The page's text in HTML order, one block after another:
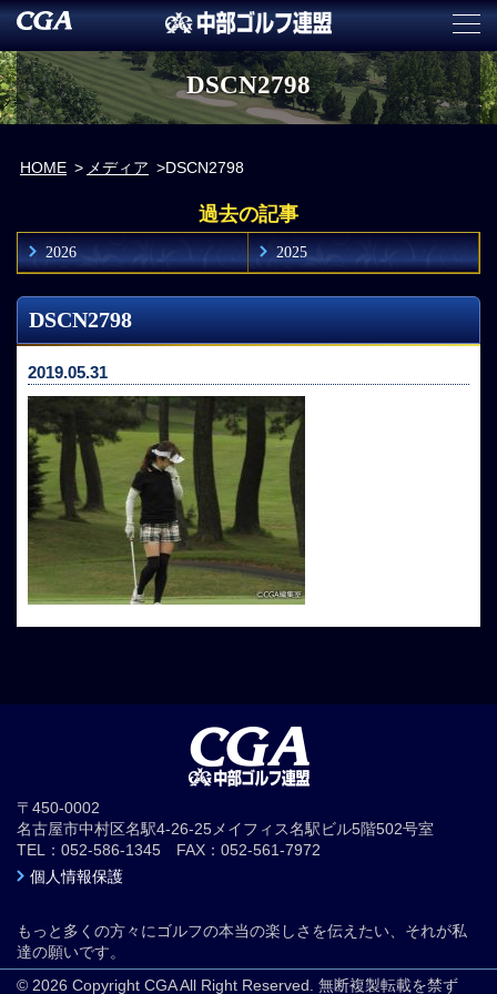
DSCN2798
HOME メディア DSCN2798
過去の記事
2026 2025
DSCN2798
2019.05.31
〒450-0002
名古屋市中村区名駅4-26-25メイフィス名駅ビル5階502号室
TEL：052-586-1345 FAX：052-561-7972
個人情報保護
もっと多くの方々にゴルフの本当の楽しさを伝えたい、それが私
達の願いです。
© 2026 Copyright CGA All Right Reserved. 無断複製転載を禁ず